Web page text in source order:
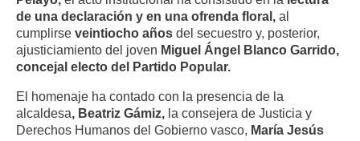
de una declaración y en una ofrenda floral, al
cumplirse veintiocho años del secuestro y, posterior,
ajusticiamiento del joven Miguel Ángel Blanco Garrido,
concejal electo del Partido Popular.
El homenaje ha contado con la presencia de la
alcaldesa, Beatriz Gámiz, la consejera de Justicia y
Derechos Humanos del Gobierno vasco, María Jesús